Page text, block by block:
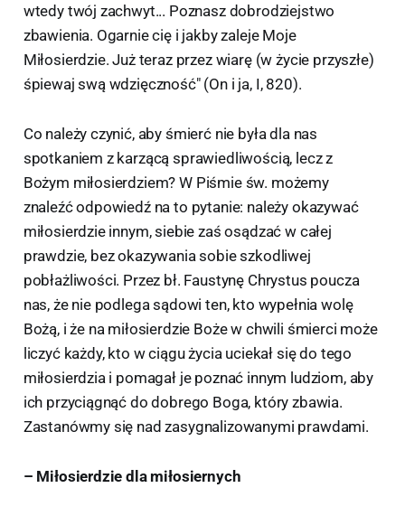
wtedy twój zachwyt... Poznasz dobrodziejstwo
zbawienia. Ogarnie cię i jakby zaleje Moje
Miłosierdzie. Już teraz przez wiarę (w życie przyszłe)
śpiewaj swą wdzięczność" (On i ja, I, 820).
Co należy czynić, aby śmierć nie była dla nas
spotkaniem z karzącą sprawiedliwością, lecz z
Bożym miłosierdziem? W Piśmie św. możemy
znaleźć odpowiedź na to pytanie: należy okazywać
miłosierdzie innym, siebie zaś osądzać w całej
prawdzie, bez okazywania sobie szkodliwej
pobłażliwości. Przez bł. Faustynę Chrystus poucza
nas, że nie podlega sądowi ten, kto wypełnia wolę
Bożą, i że na miłosierdzie Boże w chwili śmierci może
liczyć każdy, kto w ciągu życia uciekał się do tego
miłosierdzia i pomagał je poznać innym ludziom, aby
ich przyciągnąć do dobrego Boga, który zbawia.
Zastanówmy się nad zasygnalizowanymi prawdami.
– Miłosierdzie dla miłosiernych